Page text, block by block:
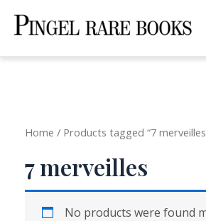
Home / Products tagged “7
7 merveilles
No products were found